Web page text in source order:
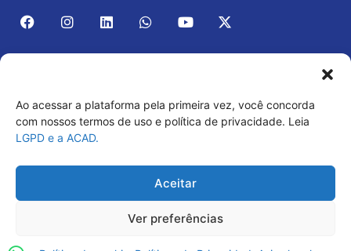
Ao acessar a plataforma pela primeira vez, você concorda
com nossos termos de uso e política de privacidade. Leia
LGPD e a ACAD.
Aceitar
Ver preferências
ACAD BRASIL – ASSOCIAÇÃO BRASILEIRA DE